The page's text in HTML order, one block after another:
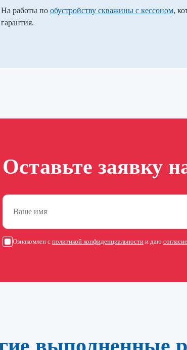
На работы по обустройству скважины с кессоном,
гарантия.
Оставьте заявку
Ознакомлен с политикой конфиденциальности и даю